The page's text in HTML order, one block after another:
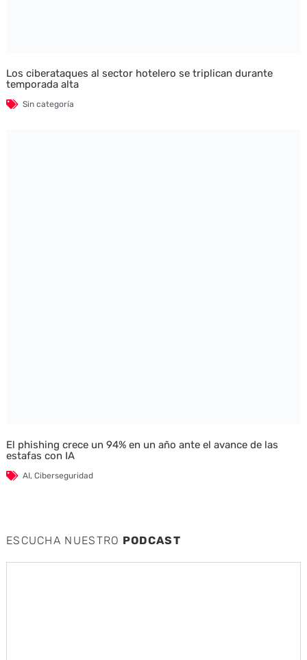
Los ciberataques al sector hotelero se triplican durante
temporada alta
Sin categoría
El phishing crece un 94% en un año ante el avance de las
estafas con IA
AI, Ciberseguridad
ESCUCHA NUESTRO PODCAST